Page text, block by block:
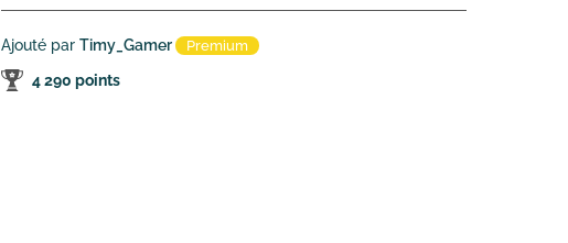
Ajouté parTimy_Gamer Premium
4 290 points